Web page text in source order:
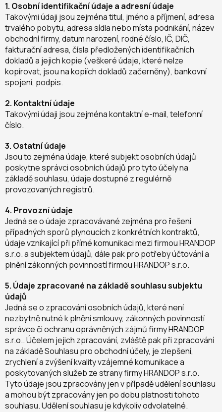
1. Osobní identifikační údaje a adresní údaje
Takovými údaji jsou zejména titul, jméno a příjmení, adresa
trvalého pobytu, adresa sídla nebo místa podnikání, název
obchodní firmy, datum narození, rodné číslo, IČ, DIČ,
fakturační adresa, čísla předložených identifikačních
dokladů a jejich kopie (veškeré údaje, které nelze
kopírovat, jsou na kopiích dokladů začerněny), bankovní
spojení, podpis.
2. Kontaktní údaje
Takovými údaji jsou zejména kontaktní e-mail, telefonní
číslo.
3. Ostatní údaje
Jsou to zejména údaje, které subjekt osobních údajů
poskytne správci osobních údajů pro tyto účely na
základě souhlasu, údaje dostupné z regulérně
provozovaných registrů.
4. Provozní údaje
Jedná se o údaje zpracovávané zejména pro řešení
případných sporů plynoucích z konkrétních kontraktů,
údaje vznikající při přímé komunikaci mezi firmou HRANDOP
s.r.o. a subjektem údajů, dále pak pro potřeby účtování a
plnění zákonných povinností firmou HRANDOP s.r.o.
5. Údaje zpracované na základě souhlasu subjektu
údajů
Jedná se o zpracování osobních údajů, které není
nezbytně nutné k plnění smlouvy, zákonných povinností
správce či ochranu oprávněných zájmů firmy HRANDOP
s.r.o.. Účelem jejich zpracování, zvláště pak při zpracování
na základě Souhlasu pro obchodní účely, je zlepšení,
zrychlení a zvýšení kvality vzájemné komunikace a
poskytovaných služeb ze strany firmy HRANDOP s.r.o.
Tyto údaje jsou zpracovány jen v případě udělení souhlasu
a mohou být zpracovány jen po dobu platnosti tohoto
souhlasu. Udělení souhlasu je kdykoliv odvolatelné.